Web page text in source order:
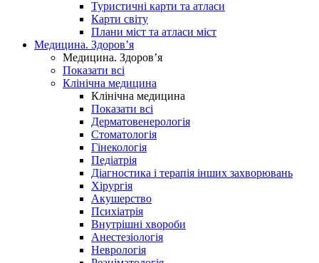
Туристичні карти та атласи
Карти світу
Плани міст та атласи міст
Медицина. Здоров’я
Медицина. Здоров’я
Показати всі
Клінічна медицина
Клінічна медицина
Показати всі
Дерматовенерологія
Стоматологія
Гінекологія
Педіатрія
Діагностика і терапія інших захворювань
Хірургія
Акушерство
Психіатрія
Внутрішні хвороби
Анестезіологія
Неврологія